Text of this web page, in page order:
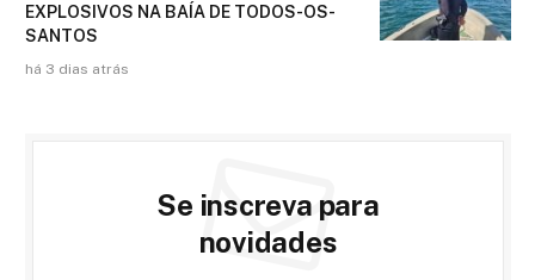
EXPLOSIVOS NA BAÍA DE TODOS-OS-
SANTOS
há 3 dias atrás
Se inscreva para
novidades